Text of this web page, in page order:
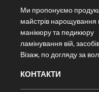
Ми пропонуємо
майстрів нарощування
манікюру та педикюру
ламінування вій,
Візаж, по догляду за
КОНТАКТИ